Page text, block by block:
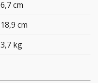
6,7 cm
18,9 cm
3,7 kg